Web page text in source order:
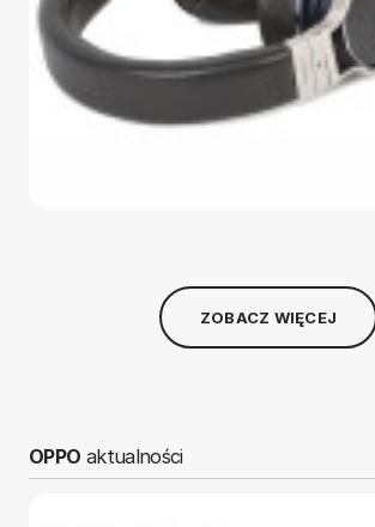
ZOBACZ WIĘCEJ
OPPO aktualności